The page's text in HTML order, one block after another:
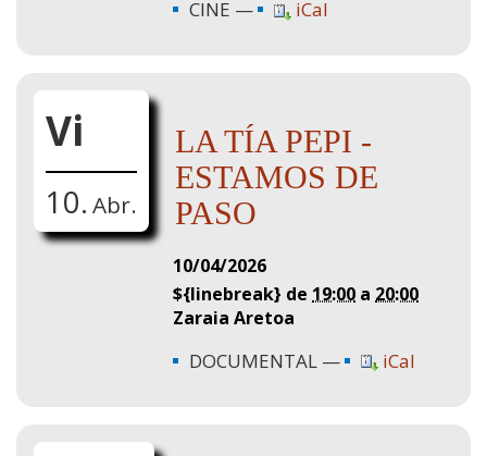
CINE iCal
Vi
10. Abr.
LA TÍA PEPI -
ESTAMOS DE
PASO
10/04/2026
${linebreak} de 19:00 a 20:00
Zaraia Aretoa
DOCUMENTAL iCal